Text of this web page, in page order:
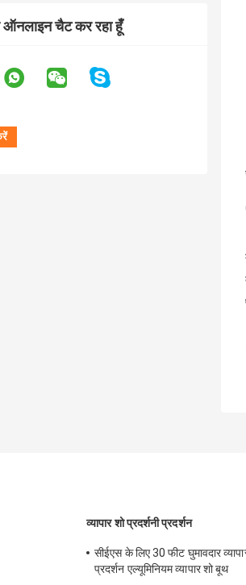
चैट कर रहा हूँ
व्यापार शो प्रदर्शनी प्रदर्शन
सीईएस के लिए 30 फीट घुमावदार
प्रदर्शन एल्यूमिनियम व्यापार शो बूथ